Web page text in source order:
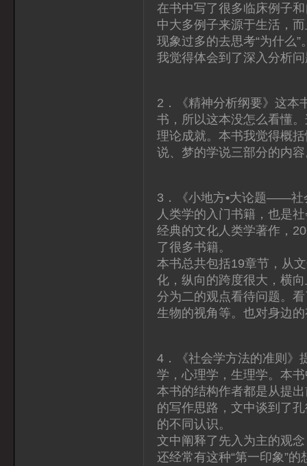
在书中写了很多临床例子
中大多例子来源于生活，
现象过多的去思考“为什么
我觉得体会到了深入分析
2．《精神分析纲要》这本
书，所以这本没怎么看懂
理论成就。本书我觉得概
说、梦的学说三部分的内
3．《小地方•大论题——社
人类学的入门书籍，也是
经典的文化人类学著作，
了很多书籍。
本书总共包括19章节，从
化，纵向的跨度很大，横
分为二的观点看待问题。
生物的视角等。也对身边
4．《社会学方法的准则
学，心理学，生理学。本
本书的结构作者都是从提
的写作思路，文中谈到了
的不同认识。
文中阐释了先入为主的观
还经常有这种“第一印象”